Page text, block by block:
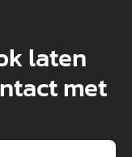
laten
met